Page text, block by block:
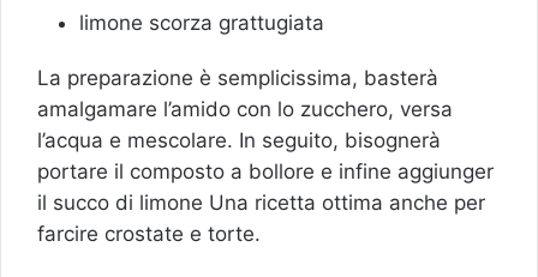
limone scorza grattugiata
La preparazione è semplicissima, basterà
amalgamare l’amido con lo zucchero, versa
l’acqua e mescolare. In seguito, bisognerà
portare il composto a bollore e infine aggiunger
il succo di limone Una ricetta ottima anche per
farcire crostate e torte.